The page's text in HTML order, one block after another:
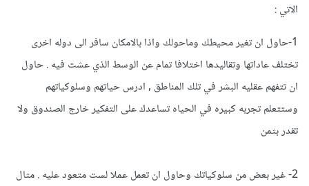
الاتي :
1-حاول ان تغير محيطك وماحولك واذا بالامكان سافر الى دوله اخرى
تختلف عاداتها وتقاليدها اختلافا تمام عن الوسط الذي عشت فيه . حاول
ان تتفهم عقليه البشر في تلك المناطق , ادرس حياتهم وسلوكياتهم
وستتعلم تجربه كبيره في الحياه تساعدك على التفكير خارج الصندوق ولا
تقدر بثمن
2- غير بعض من سلوكياتك وحاول ان تعمل عملا لست متعود عليه . مثال